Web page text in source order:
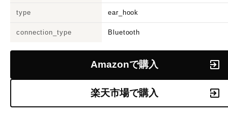
type ear_hook
connection_type Bluetooth
Amazonで購入
楽天市場で購入